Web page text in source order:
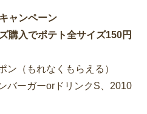
ャンペーン
購入でポテト全サイズ150円
ン（もれなくもらえる）
バーガーorドリンクS、2010